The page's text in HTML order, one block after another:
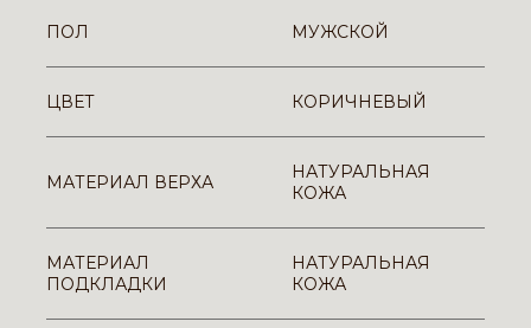
ПОЛ МУЖСКОЙ
ЦВЕТ КОРИЧНЕВЫЙ
МАТЕРИАЛ ВЕРХА
НАТУРАЛЬНАЯ
КОЖА
МАТЕРИАЛ
ПОДКЛАДКИ
НАТУРАЛЬНАЯ
КОЖА